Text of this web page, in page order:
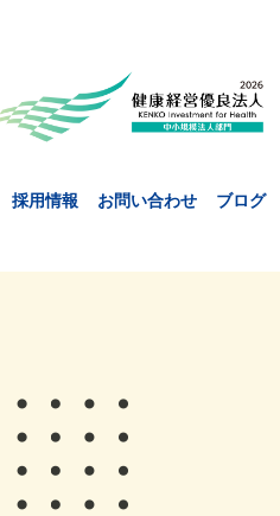
採用情報 お問い合わせ ブログ